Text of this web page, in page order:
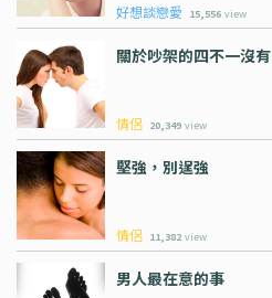
好想談戀愛 15,556 view
關於吵架的四不一沒有
情侶 20,349 view
堅強，別逞強
情侶 11,382 view
男人最在意的事